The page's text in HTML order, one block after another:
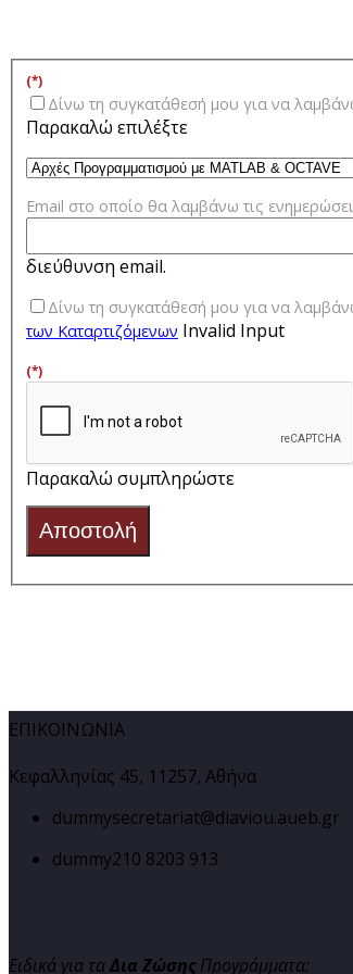
(*)
Δίνω τη συγκατάθεσή μου για να
Παρακαλώ επιλέξτε
Email στο οποίο θα λαμβάνω τις
διεύθυνση email.
Δίνω τη συγκατάθεσή μου για να
των Kαταρτιζόμενων Invalid Input
(*)
Παρακαλώ συμπληρώστε
Αποστολή
ΕΠΙΚΟΙΝΩΝΙΑ
Κεφαλληνίας 45, 11257, Αθήνα
dummysecretariat@diaviou.aueb.gr
dummy210 8203 913
Ειδικά για ταΔια ΖώσηςΠρογράμματα: